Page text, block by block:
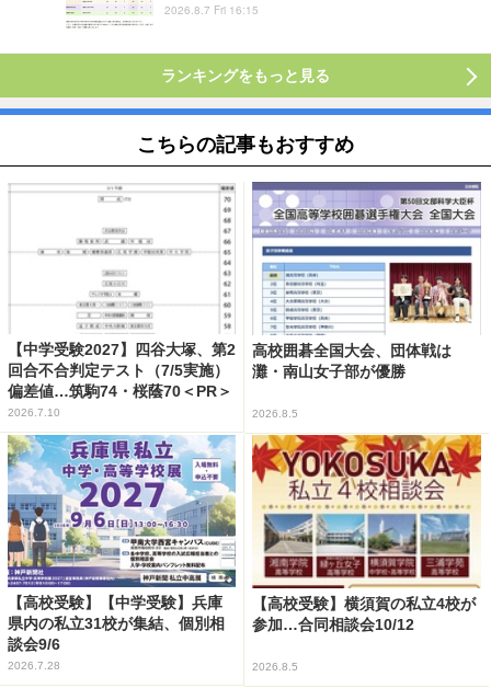
2026.8.7 Fri 16:15
ランキングをもっと見る
こちらの記事もおすすめ
【中学受験2027】四谷大塚、第2
回合不合判定テスト（7/5実施）
偏差値…筑駒74・桜蔭70＜PR＞
2026.7.10
高校囲碁全国大会、団体戦は
灘・南山女子部が優勝
2026.8.5
【高校受験】【中学受験】兵庫
県内の私立31校が集結、個別相
談会9/6
2026.7.28
【高校受験】横須賀の私立4校が
参加…合同相談会10/12
2026.8.5